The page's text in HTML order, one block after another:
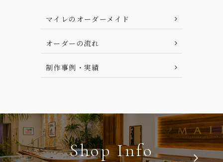
マイレのオーダーメイド
オーダーの流れ
制作事例・実績
Shop Info